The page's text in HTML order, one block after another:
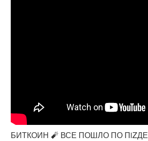
БИТКОИН 🧨 ВСЕ ПОШЛО ПО ПiZДЕ